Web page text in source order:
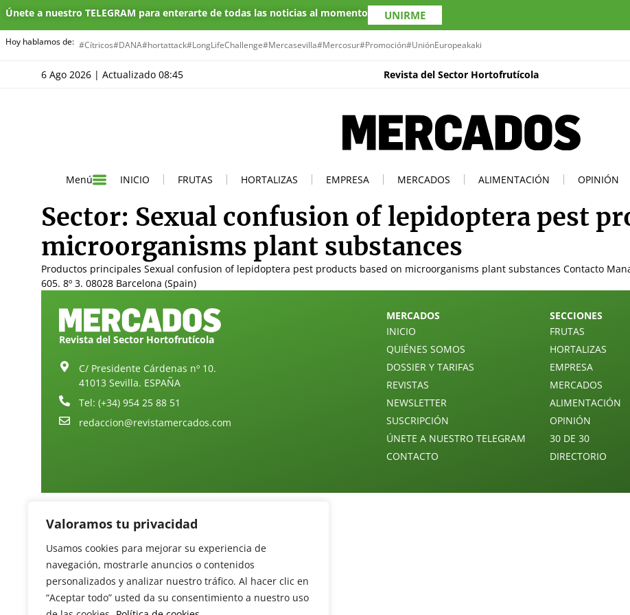
Valoramos tu privacidad
Usamos cookies para mejorar su experiencia de
navegación, mostrarle anuncios o contenidos
personalizados y analizar nuestro tráfico. Al hacer clic en
“Aceptar todo” usted da su consentimiento a nuestro uso
Únete a nuestro TELEGRAM para enterarte de todas las noticias al momento UNIRME
Hoy hablamos de: #Cítricos#DANA#hortattack#LongLifeChallenge#Mercasevilla#Mercosur#Promoción#UniónEuropeakaki
6 Ago 2026 | Actualizado 08:45 Revista del Sector Hortofrutícola
Menú INICIO FRUTAS HORTALIZAS EMPRESA MERCADOS ALIMENTACIÓN OPINIÓN
Sector: Sexual confusion of lepidoptera pest
microorganisms plant substances
Productos principales Sexual confusion of lepidoptera pest products based on microorganisms plant substances Contacto
605. 8º 3. 08028 Barcelona (Spain)
Revista del Sector Hortofrutícola
C/ Presidente Cárdenas nº 10.
41013 Sevilla. ESPAÑA
Tel: (+34) 954 25 88 51
redaccion@revistamercados.com
MERCADOS
INICIO
QUIÉNES SOMOS
DOSSIER Y TARIFAS
REVISTAS
NEWSLETTER
SUSCRIPCIÓN
ÚNETE A NUESTRO TELEGRAM
CONTACTO
SECCIONES
FRUTAS
HORTALIZAS
EMPRESA
MERCADOS
ALIMENTACIÓN
OPINIÓN
30 DE 30
DIRECTORIO